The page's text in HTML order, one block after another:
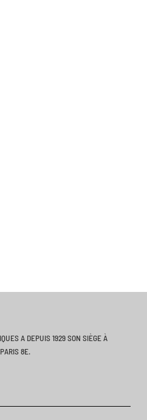
A DEPUIS 1929 SON SIÈGE À
8E.